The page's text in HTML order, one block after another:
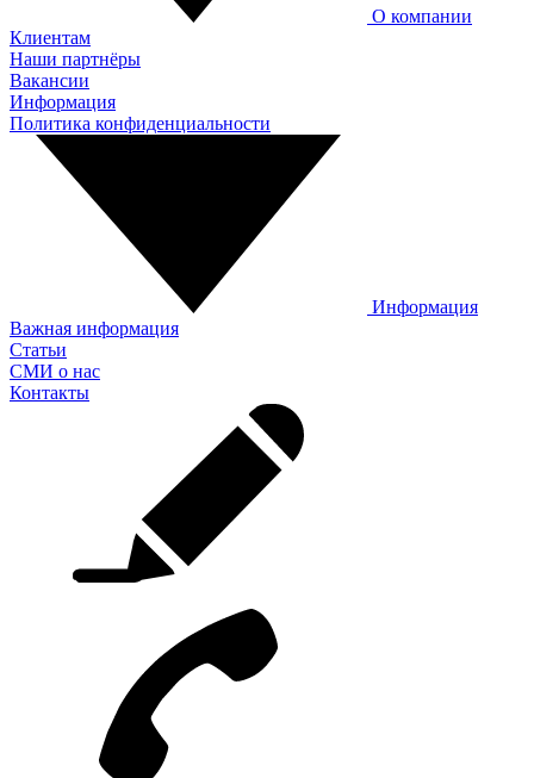
О компании
Клиентам
Наши партнёры
Вакансии
Информация
Политика конфиденциальности
Информация
Важная информация
Статьи
СМИ о нас
Контакты